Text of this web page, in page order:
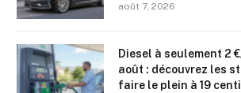
août 7, 2026
Diesel à seulement 2
août : découvrez les
faire le plein à 19